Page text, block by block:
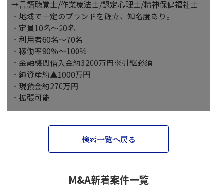
→言語聴覚士/作業療法士/認定心理士/精神保健福祉士
・地域で一定のブランドを確立、知名度あり。
・定員10名～20名
・利用者60名～70名
・稼働率90％～100％
・金融機関借入金約3200万円※引継必須
・純資産約▲1000万円
・現預金約270万円
・拡張可能
検索一覧へ戻る
M&A新着案件一覧